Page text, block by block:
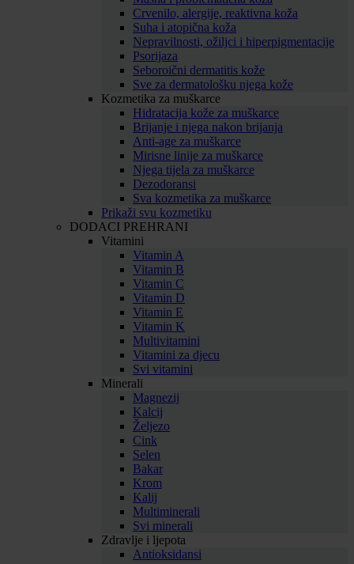
Crvenilo, alergije, reaktivna koža
Suha i atopična koža
Nepravilnosti, ožiljci i hiperpigmentacije
Psorijaza
Seboroični dermatitis kože
Sve za dermatološku njega kože
Kozmetika za muškarce
Hidratacija kože za muškarce
Brijanje i njega nakon brijanja
Anti-age za muškarce
Mirisne linije za muškarce
Njega tijela za muškarce
Dezodoransi
Sva kozmetika za muškarce
Prikaži svu kozmetiku
DODACI PREHRANI
Vitamini
Vitamin A
Vitamin B
Vitamin C
Vitamin D
Vitamin E
Vitamin K
Multivitamini
Vitamini za djecu
Svi vitamini
Minerali
Magnezij
Kalcij
Željezo
Cink
Selen
Bakar
Krom
Kalij
Multiminerali
Svi minerali
Zdravlje i ljepota
Antioksidansi